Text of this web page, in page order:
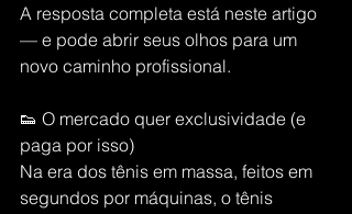
A resposta completa está neste artigo
— e pode abrir seus olhos para um
novo caminho profissional.
👟 O mercado quer exclusividade (e
paga por isso)
Na era dos tênis em massa, feitos em
segundos por máquinas, o tênis